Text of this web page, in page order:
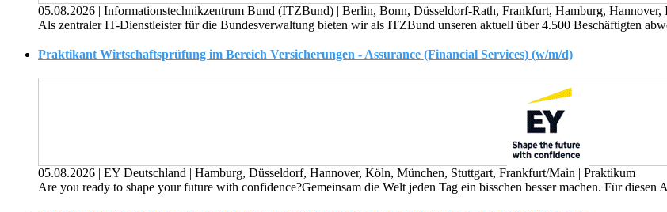
05.08.2026 | Informationstechnikzentrum Bund (ITZBund) | Berlin, Bonn, Düsseldorf-Rath, Frankfurt, Hamburg,
Als zentraler IT-Dienstleister für die Bundes­verwaltung bieten wir als ITZBund unseren aktuell über 4.500 Beschäftigten
Praktikant Wirtschaftsprüfung im Bereich Versicherungen - Assurance (Financial Services) (w/m/d)
05.08.2026 | EY Deutschland | Hamburg, Düsseldorf, Hannover, Köln, München, Stuttgart, Frankfurt/Main | Praktikum
Are you ready to shape your future with confidence?Gemeinsam die Welt jeden Tag ein bisschen besser machen. Für diesen